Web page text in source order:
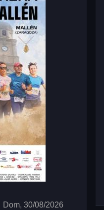
Dom, 30/08/2026